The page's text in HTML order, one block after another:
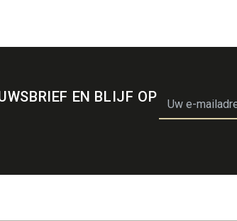
EN BLIJF OP